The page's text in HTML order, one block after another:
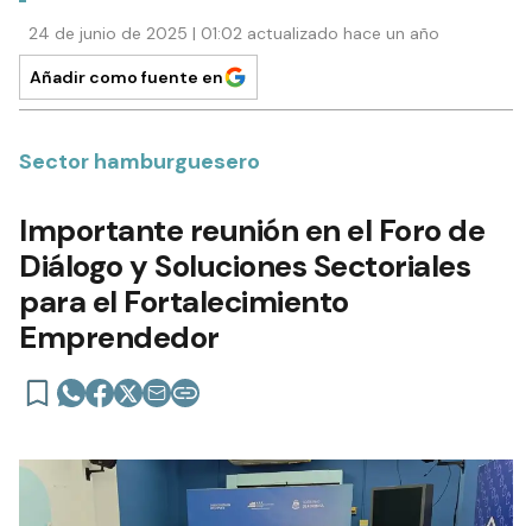
24 de junio de 2025 | 01:02 actualizado hace un año
Añadir como fuente en
Sector hamburguesero
Importante reunión en el Foro de
Diálogo y Soluciones Sectoriales
para el Fortalecimiento
Emprendedor